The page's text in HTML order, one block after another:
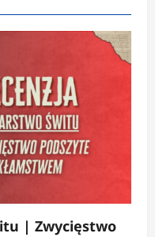
| Zwycięstwo